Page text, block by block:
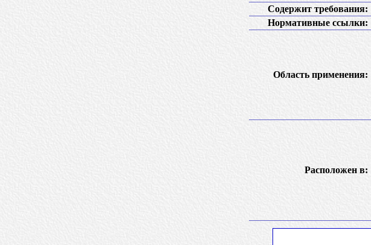
Содержит требования:
Нормативные ссылки:
Область применения:
Расположен в: